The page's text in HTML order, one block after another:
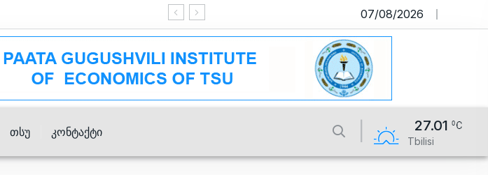
საიტი მუშაობს სატესტო რეჟიმში
07/08/2026
Თსუ Კონტაქტი 27.01
Tbilisi